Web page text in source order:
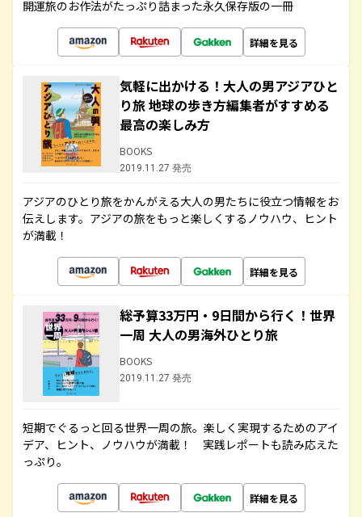
開運旅のお作法がたっぷり詰まった永久保存版の一冊
詳細を見る
気軽に出かける！大人の男アジアひと
り旅 地球の歩き方編集者がすすめる
最高の楽しみ方
BOOKS
2019.11.27 発売
アジアのひとり旅をかんがえる大人の男たちに役立つ情報をお
伝えします。アジアの旅をもっと楽しくするノウハウ、ヒント
が満載！
詳細を見る
総予算33万円・9日間から行く！世界
一周 大人の男海外ひとり旅
BOOKS
2019.11.27 発売
短期でぐるっと回る世界一周の旅。楽しく実現するためのアイ
デア、ヒント、ノウハウが満載！ 実践レポートも読み応えた
っぷり。
詳細を見る